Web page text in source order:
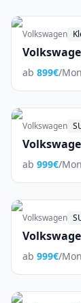
Volkswagen
ab 899€/
Volkswagen
ab 999€/
Volkswagen
ab 999€/